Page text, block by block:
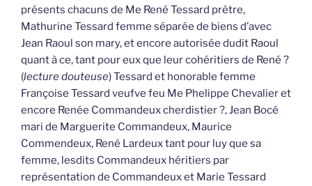
présents chacuns de Me René Tessard prêtre,
Mathurine Tessard femme séparée de biens d’avec
Jean Raoul son mary, et encore autorisée dudit Raoul
quant à ce, tant pour eux que leur cohéritiers de René ?
(lecture douteuse) Tessard et honorable femme
Françoise Tessard veufve feu Me Phelippe Chevalier et
encore Renée Commandeux cherdistier ?, Jean Bocé
mari de Marguerite Commandeux, Maurice
Commendeux, René Lardeux tant pour luy que sa
femme, lesdits Commandeux héritiers par
représentation de Commandeux et Marie Tessard